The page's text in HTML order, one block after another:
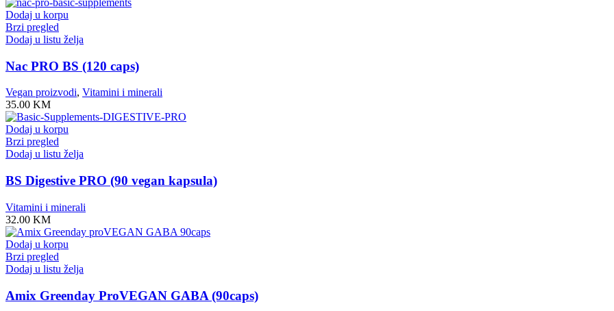
Dodaj u korpu
Brzi pregled
Dodaj u listu želja
Nac PRO BS (120 caps)
Vegan proizvodi, Vitamini i minerali
35.00 KM
Dodaj u korpu
Brzi pregled
Dodaj u listu želja
BS Digestive PRO (90 vegan kapsula)
Vitamini i minerali
32.00 KM
Dodaj u korpu
Brzi pregled
Dodaj u listu želja
Amix Greenday ProVEGAN GABA (90caps)